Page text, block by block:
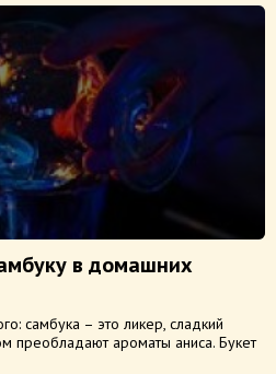
в домашних
самбука – это ликер, сладкий
преобладают ароматы аниса. Букет